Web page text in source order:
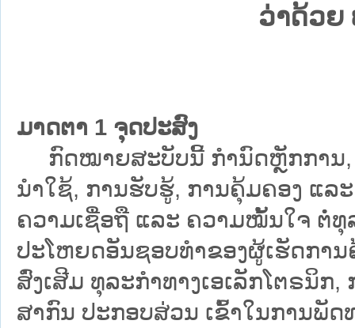
ວ່າດ້ວຍ
ມາດຕາ 1 ຈຸດປະສົງ
ກົດໝາຍສະບັບນີ້ ກຳນົດຫຼັກການ,
ນຳໃຊ້, ການຮັບຮູ້, ການຄຸ້ມຄອງ ແລ
ຄວາມເຊື່ອຖື ແລະ ຄວາມໝັ້ນໃຈ ຕໍ່ທຸ
ປະໂຫຍດອັນຊອບທຳຂອງຜູ້ເຮັດການ
ສົ່ງເສີມ ທຸລະກຳທາງເອເລັກໂຕຣນິ
ສາກົນ ປະກອບສ່ວນ ເຂົ້າໃນການພັ